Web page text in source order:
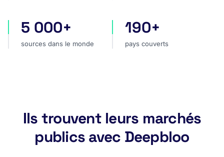
sources dans le monde
5 000+
sources dans le monde
pays couverts
190+
pays couverts
Ils trouvent leurs marchés
publics avec Deepbloo